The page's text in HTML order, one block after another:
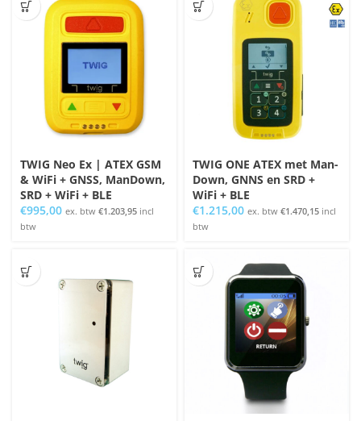
TWIG Neo Ex | ATEX GSM
& WiFi + GNSS, ManDown,
SRD + WiFi + BLE
€995,00 ex. btw €1.203,95 incl
btw
TWIG ONE ATEX met Man-
Down, GNNS en SRD +
WiFi + BLE
€1.215,00 ex. btw €1.470,15 incl
btw